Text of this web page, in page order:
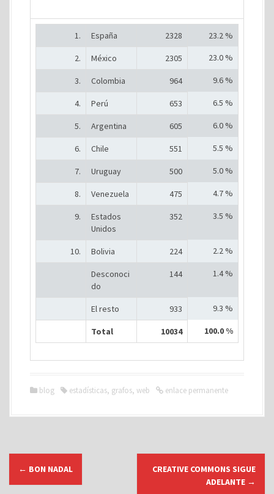
1. España 2328 23.2 %
2. México 2305 23.0 %
3. Colombia 964 9.6 %
4. Perú 653 6.5 %
5. Argentina 605 6.0 %
6. Chile 551 5.5 %
7. Uruguay 500 5.0 %
8. Venezuela 475 4.7 %
9.
Estados
Unidos
352 3.5 %
10. Bolivia 224 2.2 %
Desconoci
do
144 1.4 %
El resto 933 9.3 %
Total 10034 100.0 %
blog estadísticas, grafos, web enlace permanente
← BON NADAL
CREATIVE COMMONS SIGUE
ADELANTE →